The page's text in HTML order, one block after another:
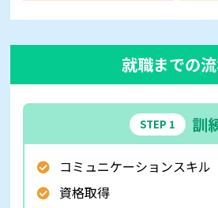
就職までの
STEP 1 訓
コミュニケーションスキル
資格取得